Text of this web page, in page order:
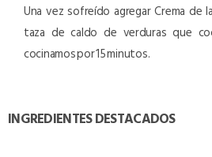
Una vez sofreído agregar Crema de
taza de caldo de verduras que
cocinamos por 15 minutos.
INGREDIENTES DESTACADOS